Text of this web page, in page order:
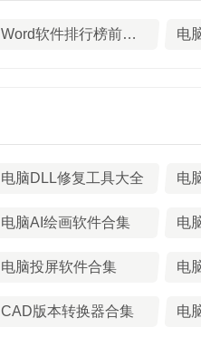
Word软件排行榜前十名下载 电
电脑DLL修复工具大全
电脑AI绘画软件合集 电
电脑投屏软件合集
CAD版本转换器合集